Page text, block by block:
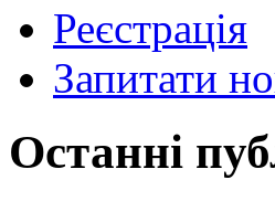
Реєстрація
Запитати
Останні